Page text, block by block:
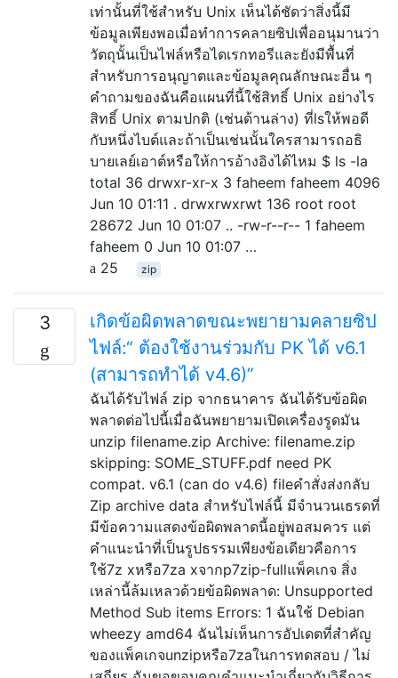
เท่านั้นที่ใช้สำหรับ Unix เห็นได้ชัดว่าสิ่งนี้มี
ข้อมูลเพียงพอเมื่อทำการคลายซิปเพื่ออนุมานว่า
วัตถุนั้นเป็นไฟล์หรือไดเรกทอรีและยังมีพื้นที่
สำหรับการอนุญาตและข้อมูลคุณลักษณะอื่น ๆ
คำถามของฉันคือแผนที่นี้ใช้สิทธิ์ Unix อย่างไร
สิทธิ์ Unix ตามปกติ (เช่นด้านล่าง) ที่lsให้พอดี
กับหนึ่งไบต์และถ้าเป็นเช่นนั้นใครสามารถอธิ
บายเลย์เอาต์หรือให้การอ้างอิงได้ไหม $ ls -la
total 36 drwxr-xr-x 3 faheem faheem 4096
Jun 10 01:11 . drwxrwxrwt 136 root root
28672 Jun 10 01:07 .. -rw-r--r-- 1 faheem
faheem 0 Jun 10 01:07 …
25
zip
3
เกิดข้อผิดพลาดขณะพยายามคลายซิป
ไฟล์:“ ต้องใช้งานร่วมกับ PK ได้ v6.1
(สามารถทำได้ v4.6)”
ฉันได้รับไฟล์ zip จากธนาคาร ฉันได้รับข้อผิด
พลาดต่อไปนี้เมื่อฉันพยายามเปิดเครื่องรูดมัน
unzip filename.zip Archive: filename.zip
skipping: SOME_STUFF.pdf need PK
compat. v6.1 (can do v4.6) fileคำสั่งส่งกลับ
Zip archive data สำหรับไฟล์นี้ มีจำนวนเธรดที่
มีข้อความแสดงข้อผิดพลาดนี้อยู่พอสมควร แต่
คำแนะนำที่เป็นรูปธรรมเพียงข้อเดียวคือการ
ใช้7z xหรือ7za xจากp7zip-fullแพ็คเกจ สิ่ง
เหล่านี้ล้มเหลวด้วยข้อผิดพลาด: Unsupported
Method Sub items Errors: 1 ฉันใช้ Debian
wheezy amd64 ฉันไม่เห็นการอัปเดตที่สำคัญ
ของแพ็คเกจunzipหรือ7zaในการทดสอบ / ไม่